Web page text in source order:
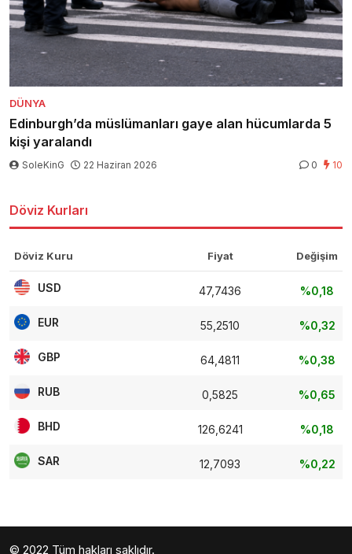
DÜNYA
Edinburgh’da müslümanları gaye alan hücumlarda 5
kişi yaralandı
SoleKinG 22 Haziran 2026 0 10
Döviz Kurları
Döviz Kuru Fiyat Değişim
USD 47,7436 %0,18
EUR 55,2510 %0,32
GBP 64,4811 %0,38
RUB 0,5825 %0,65
BHD 126,6241 %0,18
SAR 12,7093 %0,22
© 2022 Tüm hakları saklıdır.